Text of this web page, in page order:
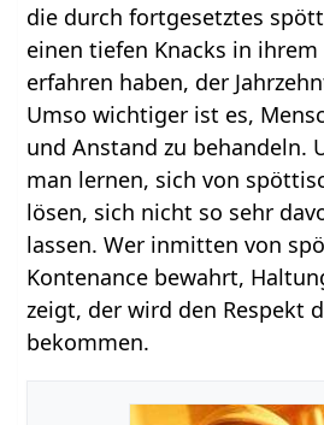
die durch fortgesetztes
einen tiefen Knacks in
erfahren haben, der
Umso wichtiger ist es,
und Anstand zu behandeln.
man lernen, sich von
lösen, sich nicht so sehr
lassen. Wer inmitten von
Kontenance bewahrt,
zeigt, der wird den Respekt
bekommen.